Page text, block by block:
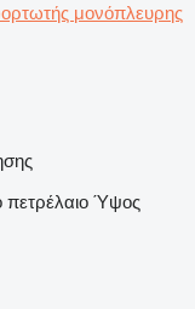
μονόπλευρης
πετρέλαιο Ύψος